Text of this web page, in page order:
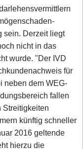
sein. Derzeit liegt
nicht in das
wurde. "Der IVD
für
neben dem WEG-
fallen
Streitigkeiten
künftig schneller
2016 geltende
hierzu die